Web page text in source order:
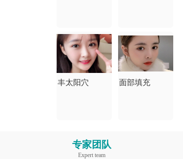
丰太阳穴 面部填充
专家团队
Expert team